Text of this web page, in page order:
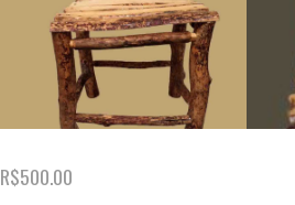
R$500.00